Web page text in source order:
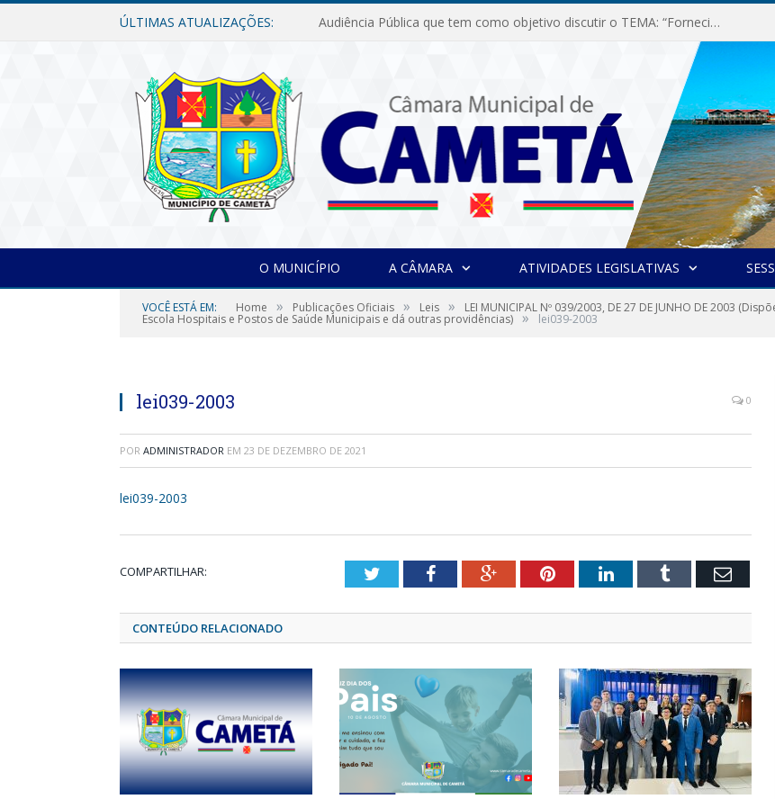
ÚLTIMAS ATUALIZAÇÕES: Audiência Pública que tem como objetivo discutir o TEMA: “Fornecimento de Energia Elétrica em Debate: Tarifas, Qualidade e Atendimento dos Serviços”
O MUNICÍPIO A CÂMARA ATIVIDADES LEGISLATIVAS
VOCÊ ESTÁ EM: Home » Publicações Oficiais » Leis » LEI MUNICIPAL Nº 039/2003, DE 27 DE JUNHO DE 2003
Escola Hospitais e Postos de Saúde Municipais e dá outras providências) » lei039-2003
lei039-2003 0
POR ADMINISTRADOR EM 23 DE DEZEMBRO DE 2021
lei039-2003
COMPARTILHAR: TwitterFacebookGoogle+PinterestLinkedInTumblr Email
CONTEÚDO RELACIONADO